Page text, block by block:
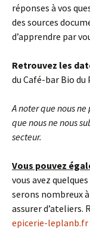
réponses à vos
des sources
d’apprendre par
Retrouvez les
du Café-bar Bio du
A noter que nous
que nous ne nous
secteur.
Vous pouvez
vous avez
serons nombreux
assurer d’ateliers.
epicerie-leplanb.fr